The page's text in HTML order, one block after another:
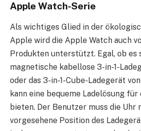
Apple Watch-Serie
Als wichtiges Glied in der
Apple wird die Apple Watch auch
Produkten unterstützt. Egal, ob es
magnetische kabellose 3-in-1-
oder das 3-in-1-Cube-Ladegerät
kann eine bequeme Ladelösung
bieten. Der Benutzer muss die Uhr
vorgesehene Position des